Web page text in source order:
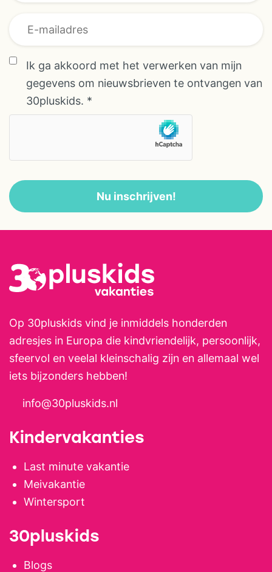
het terrein en overal plek om
lezen in de schaduw van de
bomen. Het voelt meer als
logeren op een erf dan als een
camping. Het dorp met bakker
en kleine winkels ligt op
ongeveer 5 minuten rijden. De
Hanzestad Zutphen bereik je in
circa 10 minuten: een mooie mix
van cultuur, terrasjes en een
korte stadswandeling met
liggen landgoederen, kastelen en
rustige fiets- en wandelroutes.
Ik ga akkoord met het verwerken van mijn
gegevens om nieuwsbrieven te ontvangen van
30pluskids. *
Nu inschrijven!
Op 30pluskids vind je inmiddels honderden
adresjes in Europa die kindvriendelijk, persoonlijk,
sfeervol en veelal kleinschalig zijn en allemaal wel
iets bijzonders hebben!
info@30pluskids.nl
Kindervakanties
Last minute vakantie
Meivakantie
Wintersport
30pluskids
Blogs